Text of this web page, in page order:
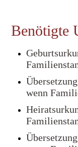
Benötigte
wenn